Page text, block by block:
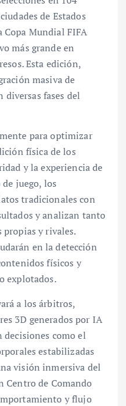
de Estados
Copa Mundial FIFA
más grande en
Esta edición,
masiva de
fases del
para optimizar
física de los
y la experiencia de
juego, los
tradicionales con
y analizan tanto
y rivales.
en la detección
físicos y
explotados.
a los árbitros,
3D generados por IA
como el
estabilizadas
visión inmersiva del
Centro de Comando
y flujo